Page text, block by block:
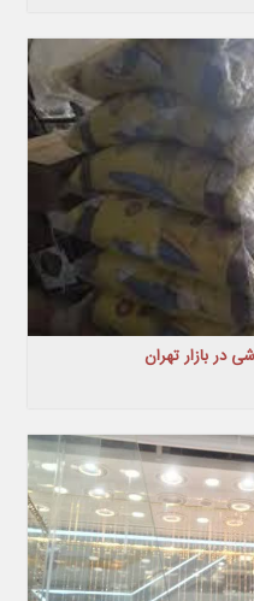
در بازار تهران